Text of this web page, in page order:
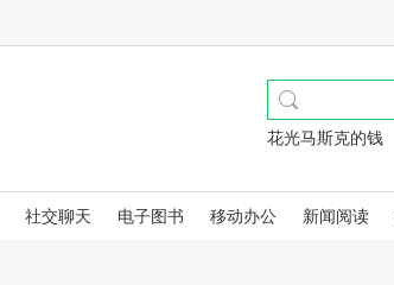
花光马斯克的钱
社交聊天 电子图书 移动办公 新闻阅读